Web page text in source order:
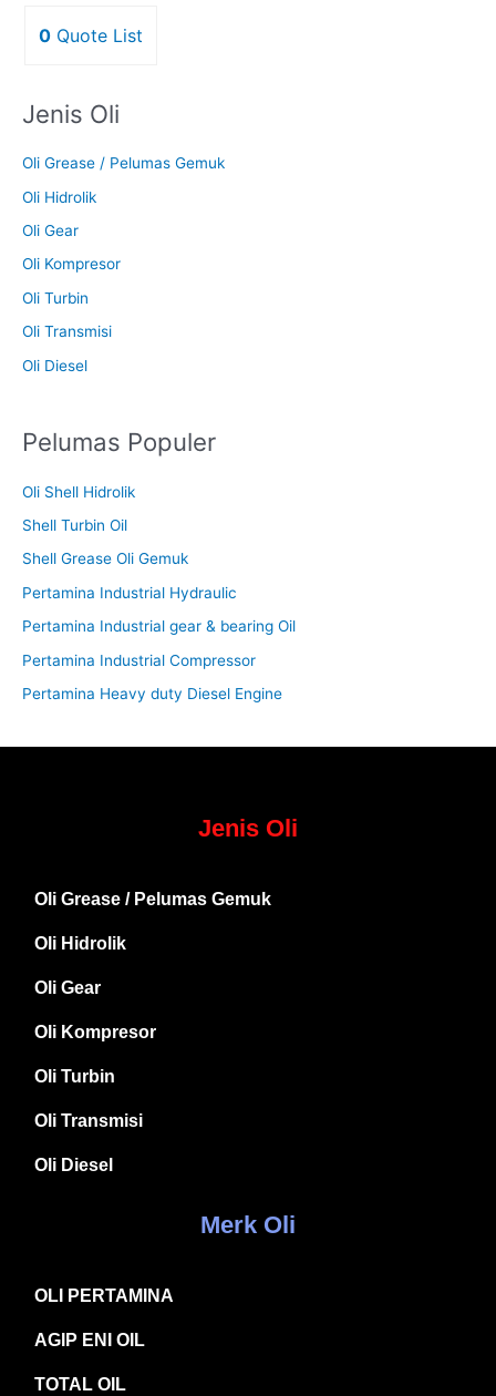
0 Quote List
Jenis Oli
Oli Grease / Pelumas Gemuk
Oli Hidrolik
Oli Gear
Oli Kompresor
Oli Turbin
Oli Transmisi
Oli Diesel
Pelumas Populer
Oli Shell Hidrolik
Shell Turbin Oil
Shell Grease Oli Gemuk
Pertamina Industrial Hydraulic
Pertamina Industrial gear & bearing Oil
Pertamina Industrial Compressor
Pertamina Heavy duty Diesel Engine
Jenis Oli
Oli Grease / Pelumas Gemuk
Oli Hidrolik
Oli Gear
Oli Kompresor
Oli Turbin
Oli Transmisi
Oli Diesel
Merk Oli
OLI PERTAMINA
AGIP ENI OIL
TOTAL OIL